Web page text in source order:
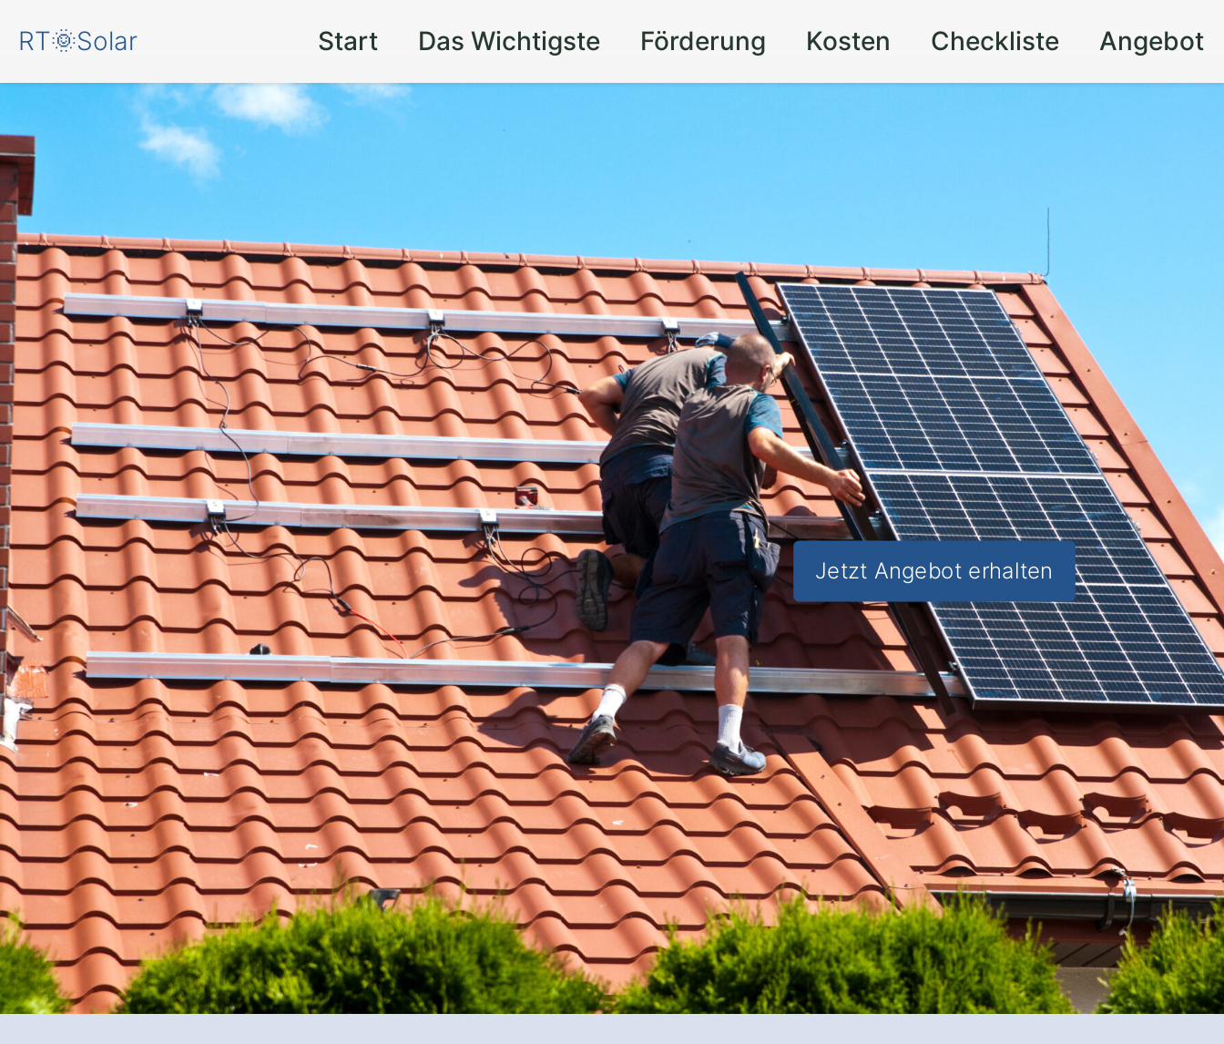
RT🌞Solar Start Das Wichtigste Förderung Kosten Checkliste Angebot
Solaranlage in Feldberger
Seenlandschaft Gräpkenteich:Die
Energie der Zukunft– für Ihr
Zuhause, für die Umwelt, fürdie
nächste Generation.
Moderne Solartechnik in Feldberger Seenlandschaft
Gräpkenteich: Reduzieren Sie Ihre Energiekosten und
steigern Sie Ihre Selbstversorgung– profitieren Sie von
innovativen Solar-Lösungen.
✅ Unverbindlich & Kostenlos
✅Persönliche Beratungdurch Experten für
Solarsysteme
✅ Nachhaltig und zukunftssicher
✅ Inkl.Förderungs-Checkund Unterstützung bei der
Installation
Jetzt Angebot erhalten